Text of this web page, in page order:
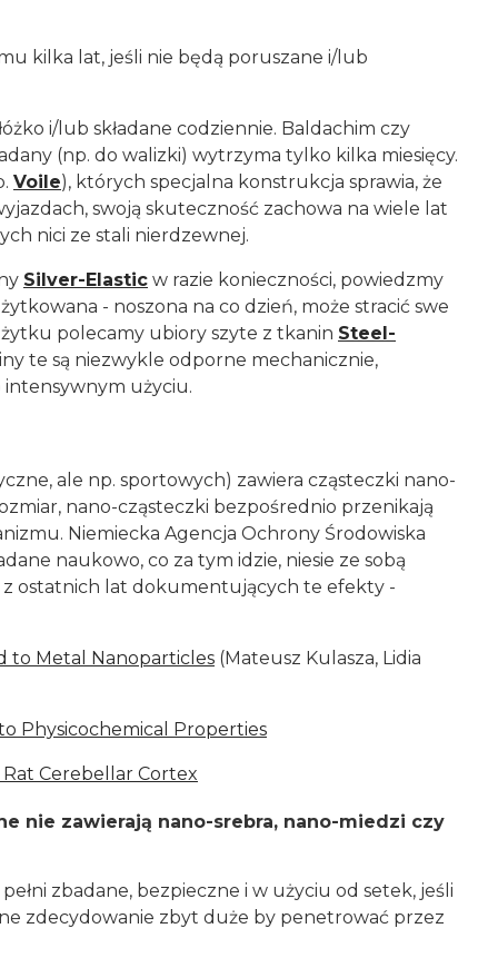
kilka lat, jeśli nie będą poruszane i/lub
i/lub składane codziennie. Baldachim czy
(np. do walizki) wytrzyma tylko kilka miesięcy.
Voile), których specjalna konstrukcja sprawia, że
swoją skuteczność zachowa na wiele lat
nici ze stali nierdzewnej.
Silver-Elastic w razie konieczności, powiedzmy
- noszona na co dzień, może stracić swe
polecamy ubiory szyte z tkanin Steel-
te są niezwykle odporne mechanicznie,
intensywnym użyciu.
ale np. sportowych) zawiera cząsteczki nano-
nano-cząsteczki bezpośrednio przenikają
Niemiecka Agencja Ochrony Środowiska
naukowo, co za tym idzie, niesie ze sobą
ostatnich lat dokumentujących te efekty -
to Metal Nanoparticles (Mateusz Kulasza, Lidia
Physicochemical Properties
Cerebellar Cortex
nie zawierają nano-srebra, nano-miedzi czy
zbadane, bezpieczne i w użyciu od setek, jeśli
zdecydowanie zbyt duże by penetrować przez